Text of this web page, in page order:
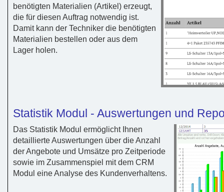
benötigten Materialien (Artikel) erzeugt,
die für diesen Auftrag notwendig ist.
Damit kann der Techniker die benötigten
Materialien bestellen oder aus dem
Lager holen.
Statistik Modul - Auswertungen und
Das Statistik Modul ermöglicht Ihnen
detaillierte Auswertungen über die Anzahl
der Angebote und Umsätze pro Zeitperiode
sowie im Zusammenspiel mit dem CRM
Modul eine Analyse des Kundenverhaltens.